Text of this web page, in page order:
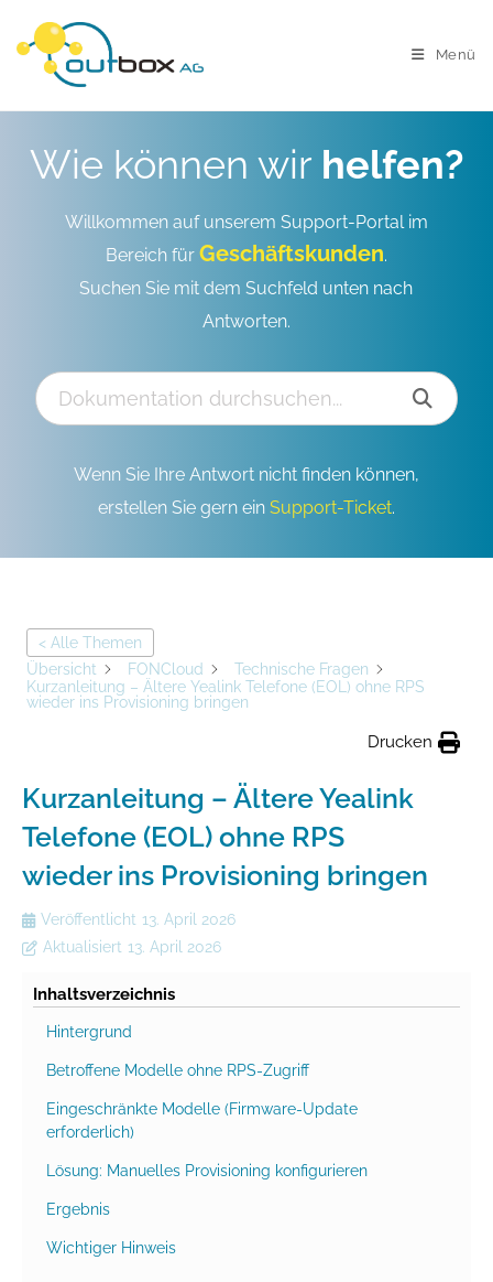
Menü
Wie können wir helfen?
Willkommen auf unserem Support-Portal im
Bereich für Geschäftskunden.
Suchen Sie mit dem Suchfeld unten nach
Antworten.
Wenn Sie Ihre Antwort nicht finden können,
erstellen Sie gern ein Support-Ticket.
< Alle Themen
Übersicht
FONCloud
Technische Fragen
Kurzanleitung – Ältere Yealink Telefone (EOL) ohne RPS
wieder ins Provisioning bringen
Drucken
Kurzanleitung – Ältere Yealink
Telefone (EOL) ohne RPS
wieder ins Provisioning bringen
Veröffentlicht 13. April 2026
Aktualisiert 13. April 2026
Inhaltsverzeichnis
Hintergrund
Betroffene Modelle ohne RPS-Zugriff
Eingeschränkte Modelle (Firmware-Update
erforderlich)
Lösung: Manuelles Provisioning konfigurieren
Ergebnis
Wichtiger Hinweis